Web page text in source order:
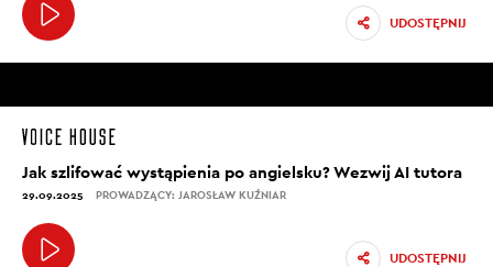
UDOSTĘPNIJ
Jak szlifować wystąpienia po angielsku? Wezwij AI tutora
29.09.2025 PROWADZĄCY: JAROSŁAW KUŹNIAR
UDOSTĘPNIJ